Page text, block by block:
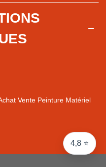
4,8 ⭐
vous, Point relais, Retrait magasin
Vente Peinture Matériel